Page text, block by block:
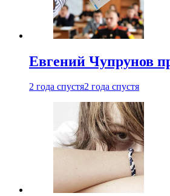
Евгений Чупрунов
2 года спустя2 года спустя